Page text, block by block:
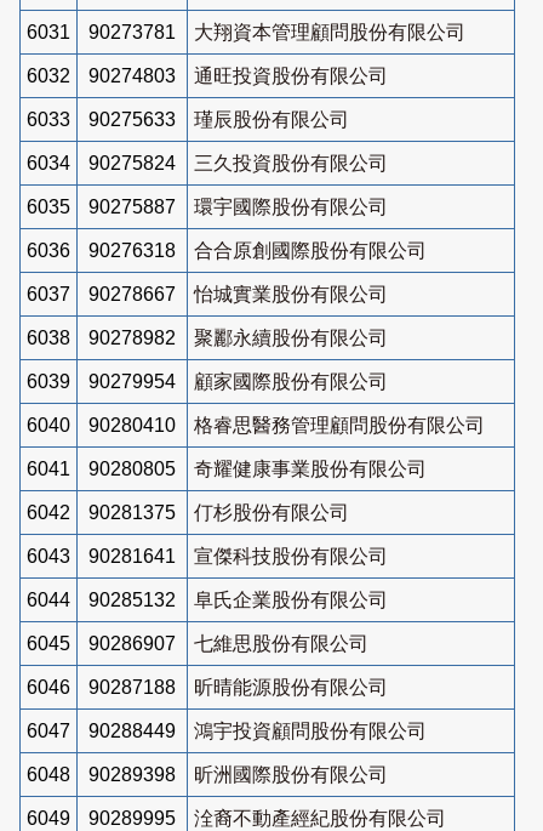
6031 90273781 大翔資本管理顧問股份有限公司
6032 90274803 通旺投資股份有限公司
6033 90275633 瑾辰股份有限公司
6034 90275824 三久投資股份有限公司
6035 90275887 環宇國際股份有限公司
6036 90276318 合合原創國際股份有限公司
6037 90278667 怡城實業股份有限公司
6038 90278982 聚酈永續股份有限公司
6039 90279954 顧家國際股份有限公司
6040 90280410 格睿思醫務管理顧問股份有限公司
6041 90280805 奇耀健康事業股份有限公司
6042 90281375 仃杉股份有限公司
6043 90281641 宣傑科技股份有限公司
6044 90285132 阜氏企業股份有限公司
6045 90286907 七維思股份有限公司
6046 90287188 昕晴能源股份有限公司
6047 90288449 鴻宇投資顧問股份有限公司
6048 90289398 昕洲國際股份有限公司
6049 90289995 洤裔不動產經紀股份有限公司